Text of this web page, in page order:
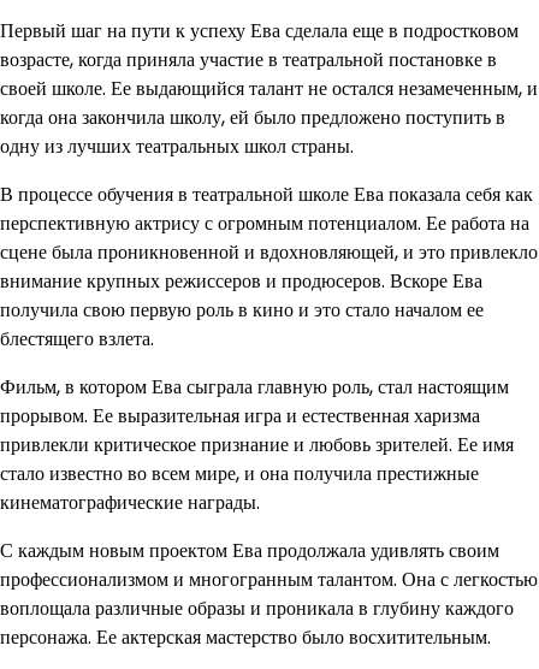
Первый шаг на пути к успеху Ева сделала еще в подростковом
возрасте, когда приняла участие в театральной постановке в
своей школе. Ее выдающийся талант не остался незамеченным, и
когда она закончила школу, ей было предложено поступить в
одну из лучших театральных школ страны.
В процессе обучения в театральной школе Ева показала себя как
перспективную актрису с огромным потенциалом. Ее работа на
сцене была проникновенной и вдохновляющей, и это привлекло
внимание крупных режиссеров и продюсеров. Вскоре Ева
получила свою первую роль в кино и это стало началом ее
блестящего взлета.
Фильм, в котором Ева сыграла главную роль, стал настоящим
прорывом. Ее выразительная игра и естественная харизма
привлекли критическое признание и любовь зрителей. Ее имя
стало известно во всем мире, и она получила престижные
кинематографические награды.
С каждым новым проектом Ева продолжала удивлять своим
профессионализмом и многогранным талантом. Она с легкостью
воплощала различные образы и проникала в глубину каждого
персонажа. Ее актерская мастерство было восхитительным.